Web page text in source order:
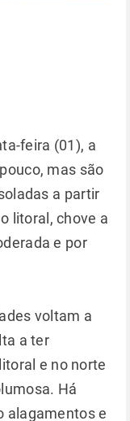
feira (01), a
mas são
a partir
litoral, chove a
e por
voltam a
a ter
e no norte
Há
alagamentos e